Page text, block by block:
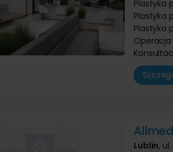
Plastyka
Plastyka
Plastyka
Lublin,